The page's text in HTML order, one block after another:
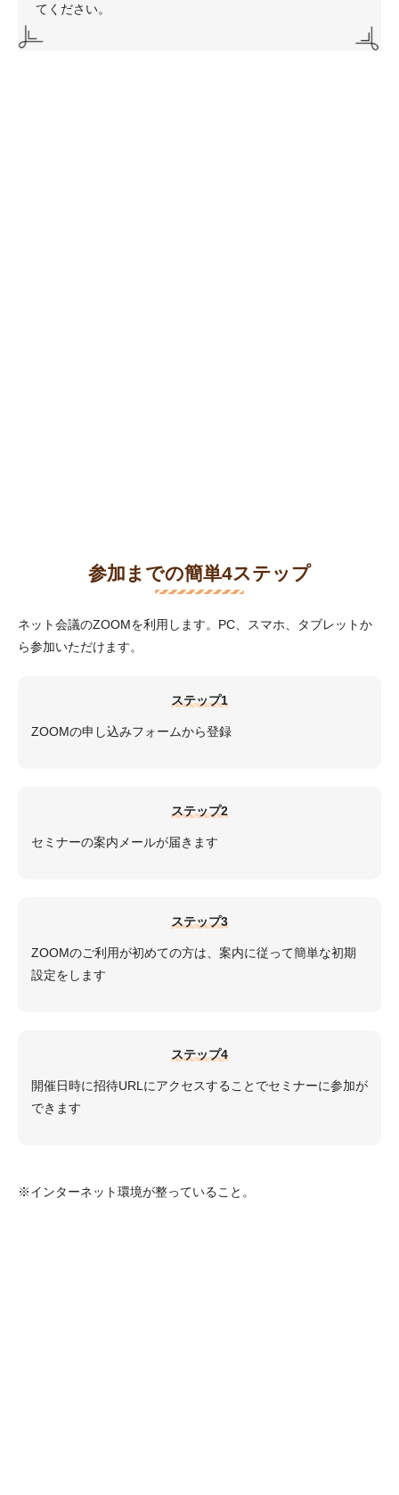
てください。
参加までの簡単4ステップ
ネット会議のZOOMを利用します。PC、スマホ、タブレットか
ら参加いただけます。
ステップ1
ZOOMの申し込みフォームから登録
ステップ2
セミナーの案内メールが届きます
ステップ3
ZOOMのご利用が初めての方は、案内に従って簡単な初期
設定をします
ステップ4
開催日時に招待URLにアクセスすることでセミナーに参加が
できます
※インターネット環境が整っていること。